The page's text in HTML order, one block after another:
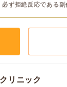
必ず拒絶反応である
リニック